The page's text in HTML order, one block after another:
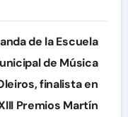
de la Escuela
de Música
finalista en
Premios Martín